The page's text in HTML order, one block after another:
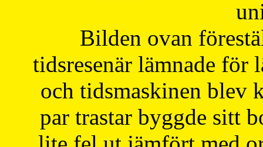
Bilden ovan
tidsresenär lämnade för
och tidsmaskinen blev
par trastar byggde sitt